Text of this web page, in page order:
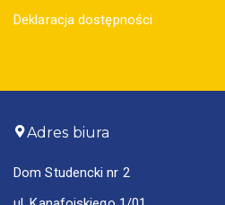
Deklaracja dostępności
Adres biura
Dom Studencki nr 2